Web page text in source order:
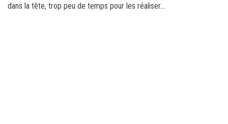
dans la tête, trop peu de temps pour les réaliser...